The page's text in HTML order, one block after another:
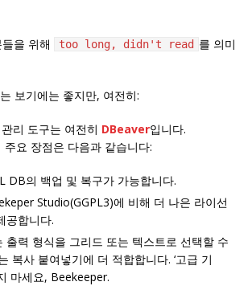
을 위해 too long, didn't read 를 의미
보기에는 좋지만, 여전히:
리 도구는 여전히 DBeaver입니다.
요 장점은 다음과 같습니다:
DB의 백업 및 복구가 가능합니다.
Studio(GGPL3)에 비해 더 나은 라이선
공합니다.
출력 형식을 그리드 또는 텍스트로 선택할 수
복사 붙여넣기에 더 적합합니다. ‘고급 기
마세요, Beekeeper.